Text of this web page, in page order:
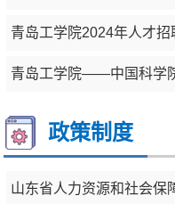
青岛工学院2024年人才招
青岛工学院——中国科学
政策制度
山东省人力资源和社会保